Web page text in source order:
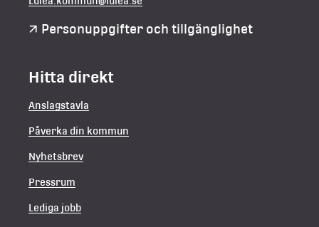
Personuppgifter och tillgänglighet
Hitta direkt
Anslagstavla
Påverka din kommun
Nyhetsbrev
Pressrum
Lediga jobb